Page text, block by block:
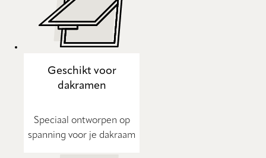
Geschikt voor
dakramen
Speciaal ontworpen op
spanning voor je dakraam